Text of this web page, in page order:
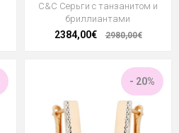
C&C Серьги с танзанитом и
бриллиантами
2384,00€ 2980,00€
- 20%